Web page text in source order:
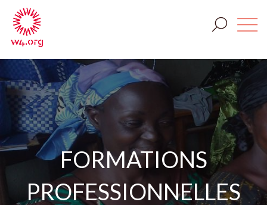
FORMATIONS
PROFESSIONNELLES